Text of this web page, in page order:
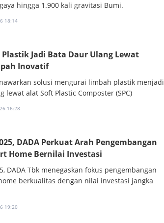
hingga 1.900 kali gravitasi Bumi.
18:14
Jadi Bata Daur Ulang Lewat
Inovatif
solusi mengurai limbah plastik menjadi
lewat alat Soft Plastic Composter (SPC)
16:28
DADA Perkuat Arah Pengembangan
Home Bernilai Investasi
DADA Tbk menegaskan fokus pengembangan
berkualitas dengan nilai investasi jangka
19:20